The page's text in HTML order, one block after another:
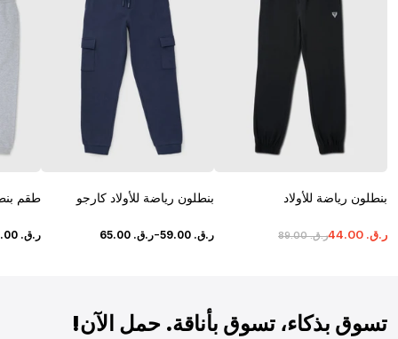
بنطلون رياضة للأولاد
ر.ق.‏
89.00 ر.ق. 44.00
بنطلون رياضة للأولاد كارجو
ر.ق. ‏
59.00
-ر.ق. ‏
65.00
طقم
ر.ق. ‏
.00
تسوق بذكاء، تسوق بأناقة. حمل الآن!